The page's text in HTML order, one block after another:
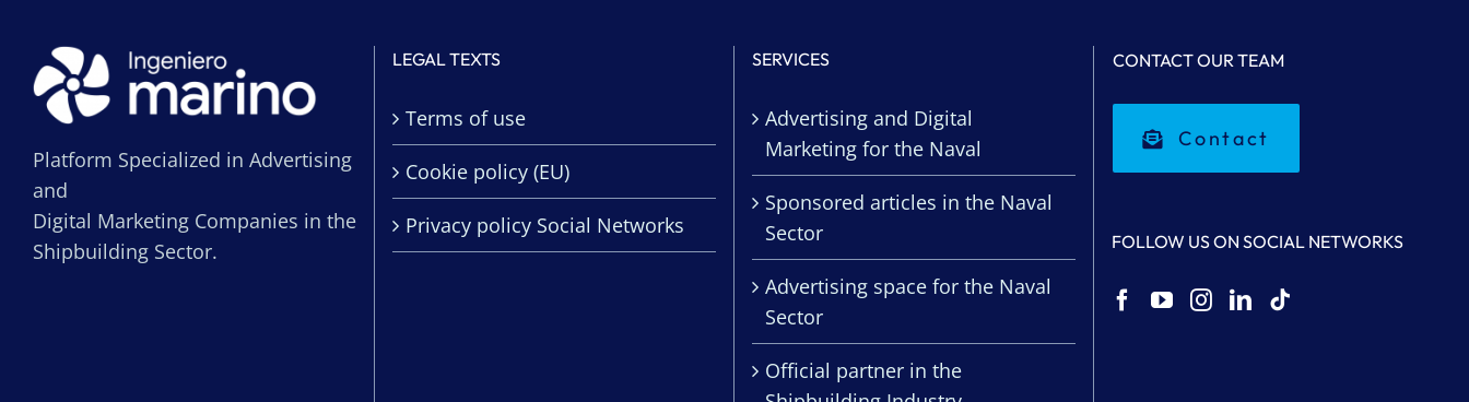
Platform Specialized in Advertising
and
Digital Marketing Companies in the
Shipbuilding Sector.
LEGAL TEXTS
Terms of use
Cookie policy (EU)
Privacy policy Social Networks
SERVICES
Advertising and Digital
Marketing for the Naval
Sponsored articles in the Naval
Sector
Advertising space for the Naval
Sector
Official partner in the
CONTACT OUR TEAM
Contact
FOLLOW US ON SOCIAL NETWORKS